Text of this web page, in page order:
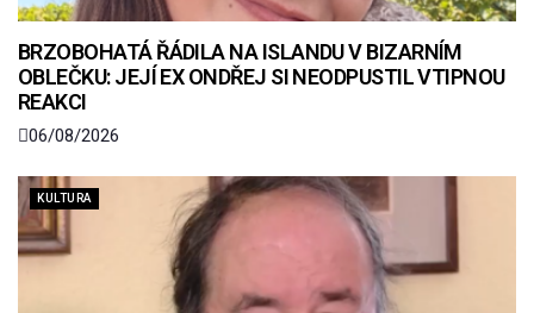
BRZOBOHATÁ ŘÁDILA NA ISLANDU V BIZARNÍM
OBLEČKU: JEJÍ EX ONDŘEJ SI NEODPUSTIL VTIPNOU
REAKCI
06/08/2026
KULTURA